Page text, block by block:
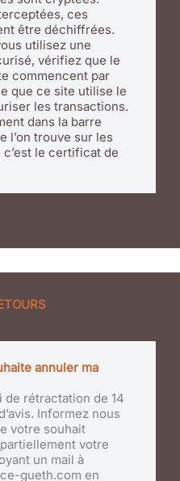
ces
être déchiffrées.
utilisez une
vérifiez que le
commencent par
que ce site utilise le
les transactions.
dans la barre
l’on trouve sur les
le certificat de
annuler ma
de rétractation de 14
Informez nous
votre souhait
votre
un mail à
gueth.com en